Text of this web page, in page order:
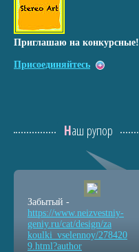
Приглашаю на конкурсные!
Присоединяйтесь
Наш рупор
Забытый -
https://www.neizvestniy-
geniy.ru/cat/design/za
koulki_vselennoy/278420
9.html?author